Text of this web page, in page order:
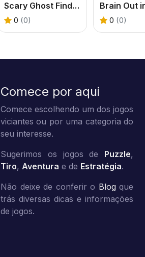
Scary Ghost Finder
0 (0) 0 (0)
Comece por aqui
Comece escolhendo um dos jogos
viciantes ou por uma categoria do
seu interesse.
Sugerimos os jogos de Puzzle,
Tiro, Aventura e de Estratégia.
Não deixe de conferir o Blog que
trás diversas dicas e informações
de jogos.